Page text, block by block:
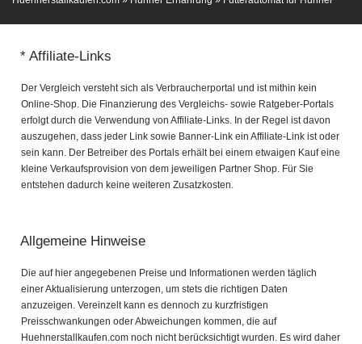
* Affiliate-Links
Der Vergleich versteht sich als Verbraucherportal und ist mithin kein
Online-Shop. Die Finanzierung des Vergleichs- sowie Ratgeber-Portals
erfolgt durch die Verwendung von Affiliate-Links. In der Regel ist davon
auszugehen, dass jeder Link sowie Banner-Link ein Affiliate-Link ist oder
sein kann. Der Betreiber des Portals erhält bei einem etwaigen Kauf eine
kleine Verkaufsprovision von dem jeweiligen Partner Shop. Für Sie
entstehen dadurch keine weiteren Zusatzkosten.
Allgemeine Hinweise
Die auf hier angegebenen Preise und Informationen werden täglich
einer Aktualisierung unterzogen, um stets die richtigen Daten
anzuzeigen. Vereinzelt kann es dennoch zu kurzfristigen
Preisschwankungen oder Abweichungen kommen, die auf
Huehnerstallkaufen.com noch nicht berücksichtigt wurden. Es wird daher